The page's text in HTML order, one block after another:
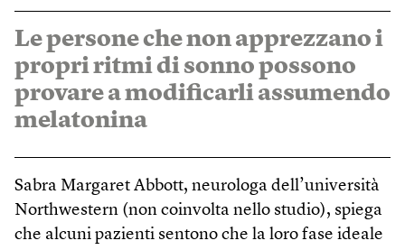
Le persone che non apprezzano i
propri ritmi di sonno possono
provare a modificarli assumendo
melatonina
Sabra Margaret Abbott, neurologa dell’università
Northwestern (non coinvolta nello studio), spiega
che alcuni pazienti sentono che la loro fase ideale